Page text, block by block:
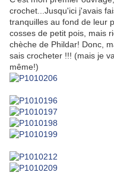
crochet...Jusqu'ici j'avais
tranquilles au fond de leur
cosses de petit pois, mais
chèche de Phildar! Donc,
sais crocheter !!! (mais je
même!)